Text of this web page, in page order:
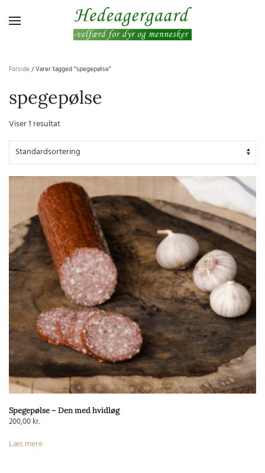
Gå til hovedindhold
Forside / Varer tagged “spegepølse”
spegepølse
Viser 1 resultat
Spegepølse – Den med hvidløg
200,00kr.
Læs mere